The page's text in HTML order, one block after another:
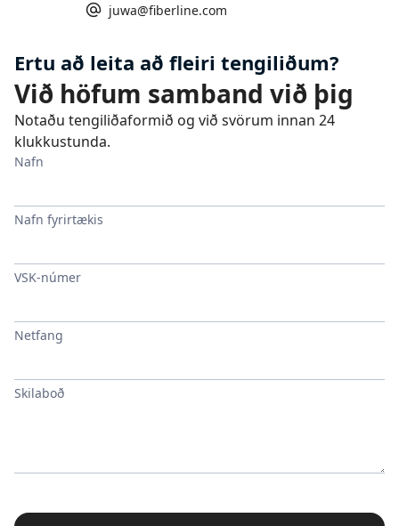
juwa@fiberline.com
Ertu að leita að fleiri tengiliðum?
Við höfum samband við þig
Notaðu tengiliðaformið og við svörum innan 24
klukkustunda.
Nafn
Nafn fyrirtækis
VSK-númer
Netfang
Skilaboð